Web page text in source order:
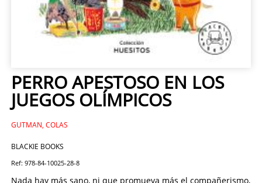
PERRO APESTOSO EN LOS
JUEGOS OLÍMPICOS
GUTMAN, COLAS
BLACKIE BOOKS
Ref: 978-84-10025-28-8
Nada hay más sano, ni que promueva más el compañerismo,